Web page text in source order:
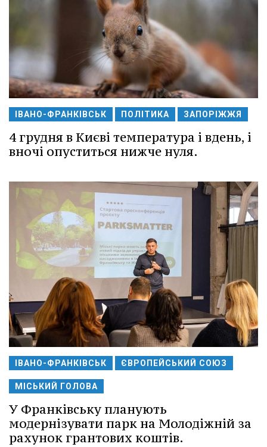
ІВАНО-ФРАНКІВСЬК ПОЛІТИКА ЗАПОРІЖЖЯ
4 грудня в Києві температура і вдень, і
вночі опуститься нижче нуля.
ІВАНО-ФРАНКІВСЬК ЄВРОПЕЙСЬКИЙ СОЮЗ
МІСЬКИЙ ГОЛОВА
У Франківську планують
модернізувати парк на Молодіжній за
рахунок грантових коштів.